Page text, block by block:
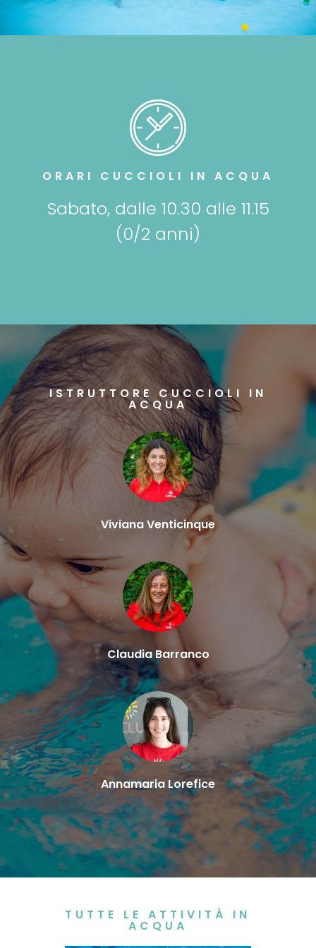
ORARI CUCCIOLI IN ACQUA
Sabato, dalle 10.30 alle 11.15
(0/2 anni)
ISTRUTTORE CUCCIOLI IN
ACQUA
Viviana Venticinque
Claudia Barranco
Annamaria Lorefice
TUTTE LE ATTIVITÀ IN
ACQUA